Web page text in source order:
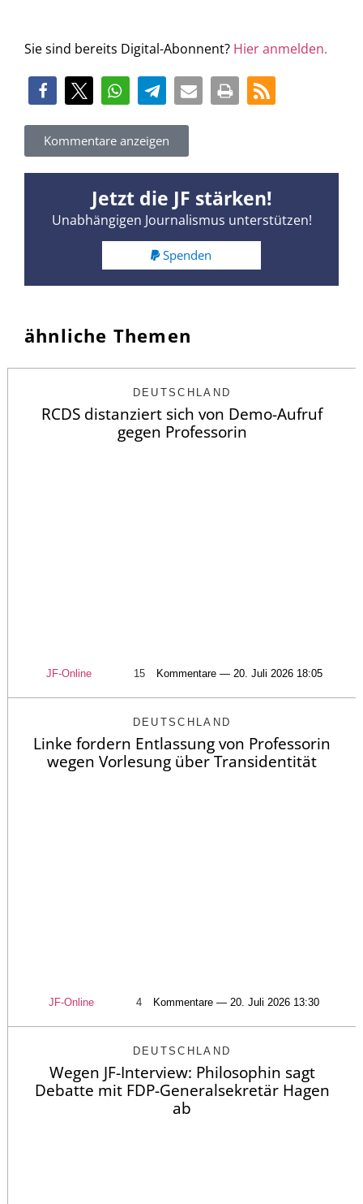
Sie sind bereits Digital-Abonnent? Hier anmelden.
Kommentare anzeigen
Jetzt die JF stärken!
Unabhängigen Journalismus unterstützen!
Spenden
ähnliche Themen
DEUTSCHLAND
RCDS distanziert sich von Demo-Aufruf
gegen Professorin
JF-Online 15 Kommentare — 20. Juli 2026 18:05
DEUTSCHLAND
Linke fordern Entlassung von Professorin
wegen Vorlesung über Transidentität
JF-Online 4 Kommentare — 20. Juli 2026 13:30
DEUTSCHLAND
Wegen JF-Interview: Philosophin sagt
Debatte mit FDP-Generalsekretär Hagen
ab